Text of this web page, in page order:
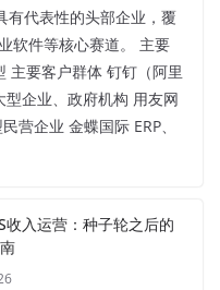
有代表性的头部企业，覆
软件等核心赛道。 主要
主要客户群体 钉钉（阿里
企业、政府机构 用友网
营企业 金蝶国际 ERP、
收入运营：种子轮之后的